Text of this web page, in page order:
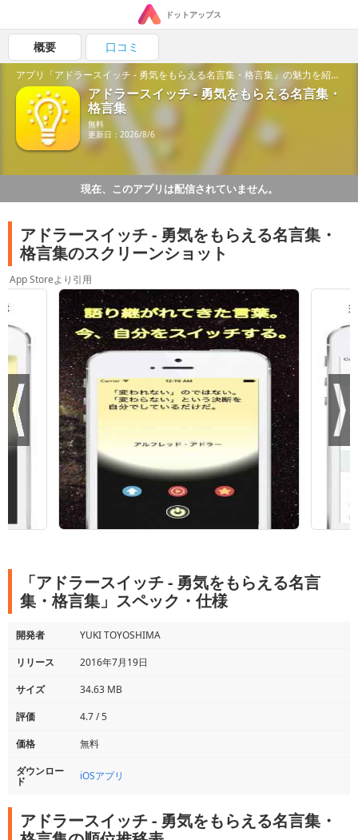
ドットアップス
概要 口コミ
アプリ「アドラースイッチ - 勇気をもらえる名言集・格言集」の魅力を紹介！
アドラースイッチ - 勇気をもらえる名言集・
格言集
無料
更新日：2026/8/6
現在、このアプリは配信されていません。
アドラースイッチ - 勇気をもらえる名言集・
格言集のスクリーンショット
App Storeより引用
「アドラースイッチ - 勇気をもらえる名言
集・格言集」スペック・仕様
開発者
YUKI TOYOSHIMA
リリース
2016年7月19日
サイズ
34.63 MB
評価
4.7 / 5
価格
無料
ダウンロー
ド iOSアプリ
アドラースイッチ - 勇気をもらえる名言集・